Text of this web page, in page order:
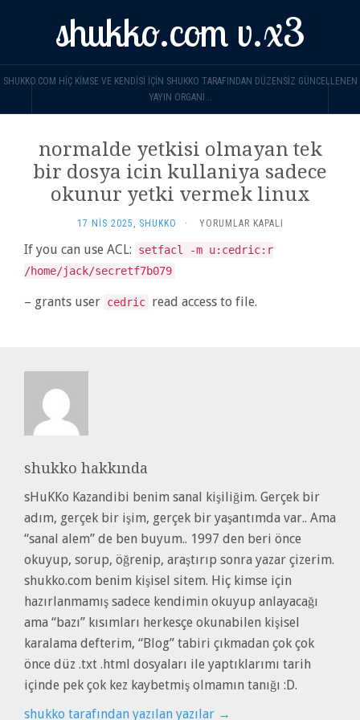
shukko.com v.x3
SHUKKO.COM HIÇ KIMSE VE KENDISI IÇIN SHUKKO TARAFINDAN DÜZENSIZ GÜNCELLENEN
YAYIN ORGANI...
normalde yetkisi olmayan tek
bir dosya icin kullaniya sadece
okunur yetki vermek linux
17 NIS 2025 , SHUKKO ·
NORMALDE
OLMAYAN
DOSYA
YORUMLAR KAPALI
If you can use ACL:
setfacl -m u:cedric:r
/home/jack/secretf7b079
– grants user cedric read access to file.
shukko hakkında
sHuKKo Kazandibi benim sanal kişiliğim. Gerçek bir
adım, gerçek bir işim, gerçek bir yaşantımda var.. Ama
“sanal alem” de ben buyum.. 1997 den beri önce
okuyup, sorup, öğrenip, araştırıp sonra yazar çizerim.
shukko.com benim kişisel sitem. Hiç kimse için
hazırlanmamış sadece kendimin okuyup anlayacağı
ama “bazı” kısımları herkesçe okunabilen kişisel
karalama defterim, “Blog” tabiri çıkmadan çok çok
önce düz .txt .html dosyaları ile yaptıklarımı tarih
içinde pek çok kez kaybetmiş olmamın tanığı :D.
shukko tarafından yazılan yazılar →